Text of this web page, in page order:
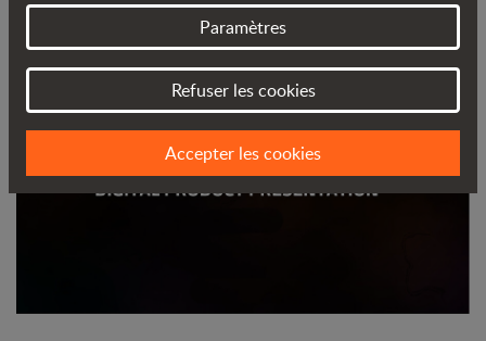
Paramètres
Refuser les cookies
Accepter les cookies